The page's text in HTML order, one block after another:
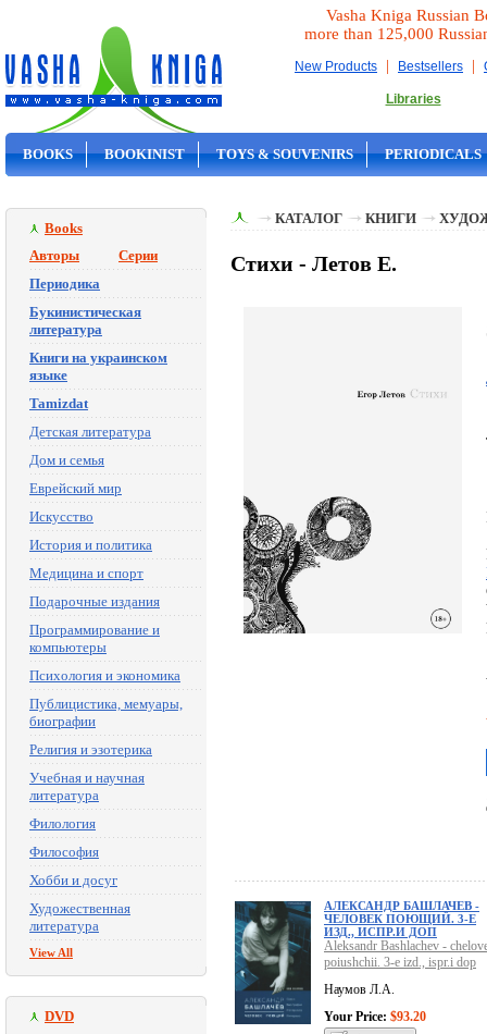
Vasha Kniga Russian
more than 125,000
New Products | Bestsellers |
Libraries
BOOKS BOOKINIST TOYS & SOUVENIRS PERIODICALS
Books
Авторы
Серии
Периодика
Букинистическая
литература
Книги на украинском
языке
Tamizdat
Детская литература
Дом и семья
Еврейский мир
Искусство
История и политика
Медицина и спорт
Подарочные издания
Программирование и
компьютеры
Психология и экономика
Публицистика, мемуары,
биографии
Религия и эзотерика
Учебная и научная
литература
Филология
Философия
Хобби и досуг
Художественная
литература
View All
DVD
КАТАЛОГ КНИГИ
Стихи - Летов Е.
АЛЕКСАНДР БАШЛАЧЕВ -
ЧЕЛОВЕК ПОЮЩИЙ. 3-Е
ИЗД., ИСПР.И ДОП
Aleksandr Bashlachev -
poiushchii. 3-e izd., ispr.i dop
Наумов Л.А.
Your Price: $93.20